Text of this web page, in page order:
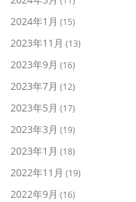
2024年1月 (15)
2023年11月 (13)
2023年9月 (16)
2023年7月 (12)
2023年5月 (17)
2023年3月 (19)
2023年1月 (18)
2022年11月 (19)
2022年9月 (16)